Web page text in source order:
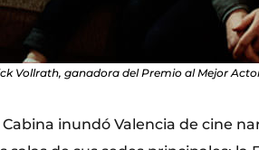
Vollrath, ganadora del Premio al Mejor
Cabina inundó Valencia de cine